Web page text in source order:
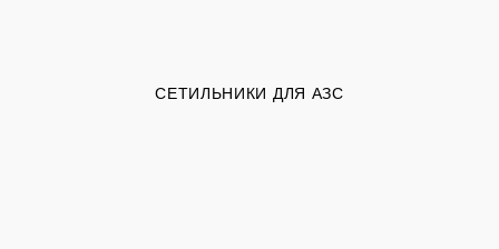
СЕТИЛЬНИКИ ДЛЯ АЗС